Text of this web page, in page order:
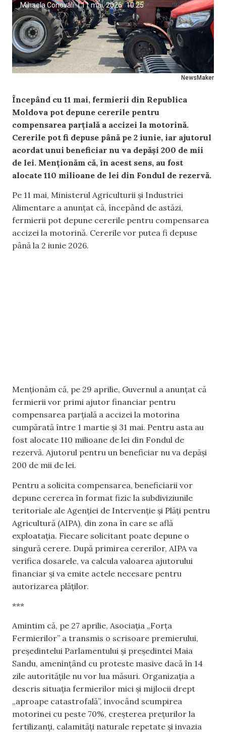
NewsMaker
Mihaela Conovali |11 mai, 2026 10:25
Începând cu 11 mai, fermierii din Republica
Moldova pot depune cererile pentru
compensarea parțială a accizei la motorină.
Cererile pot fi depuse până pe 2 iunie, iar ajutorul
acordat unui beneficiar nu va depăși 200 de mii
de lei. Menționăm că, în acest sens, au fost
alocate 110 milioane de lei din Fondul de rezervă.
Pe 11 mai, Ministerul Agriculturii și Industriei
Alimentare a anunțat că, începând de astăzi,
fermierii pot depune cererile pentru compensarea
accizei la motorină. Cererile vor putea fi depuse
până la 2 iunie 2026.
Menționăm că, pe 29 aprilie, Guvernul a anunțat că
fermierii vor primi ajutor financiar pentru
compensarea parțială a accizei la motorina
cumpărată între 1 martie și 31 mai. Pentru asta au
fost alocate 110 milioane de lei din Fondul de
rezervă. Ajutorul pentru un beneficiar nu va depăși
200 de mii de lei.
Pentru a solicita compensarea, beneficiarii vor
depune cererea în format fizic la subdiviziunile
teritoriale ale Agenției de Intervenție și Plăți pentru
Agricultură (AIPA), din zona în care se află
exploatația. Fiecare solicitant poate depune o
singură cerere. După primirea cererilor, AIPA va
verifica dosarele, va calcula valoarea ajutorului
financiar și va emite actele necesare pentru
autorizarea plăților.
***
Amintim că, pe 27 aprilie, Asociația „Forța
Fermierilor” a transmis o scrisoare premierului,
președintelui Parlamentului și președintei Maia
Sandu, amenințând cu proteste masive dacă în 14
zile autoritățile nu vor lua măsuri. Organizația a
descris situația fermierilor mici și mijlocii drept
„aproape catastrofală”, invocând scumpirea
motorinei cu peste 70%, creșterea prețurilor la
fertilizanți, calamități naturale repetate și invazia